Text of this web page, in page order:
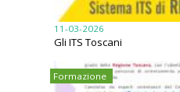
11-03-2026
Gli ITS Toscani
Formazione